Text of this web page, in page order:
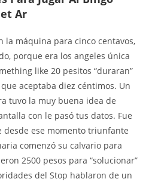
Ar
la máquina para cinco centavos,
porque era los angeles única
like 20 pesitos “duraran”
aceptaba diez céntimos. Un
tuvo la muy buena idea de
con le pasó tus datos. Fue
desde ese momento triunfante
comenzó su calvario para
2500 pesos para “solucionar”
del Stop hablaron de un